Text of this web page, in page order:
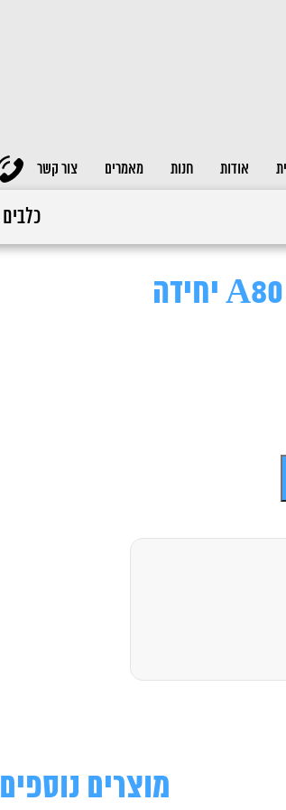
אודות חנות מאמרים צור קשר
כלבים
מוצרים נוספים